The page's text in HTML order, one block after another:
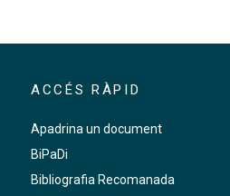
ACCÉS RÀPID
Apadrina un document
BiPaDi
Bibliografia Recomanada